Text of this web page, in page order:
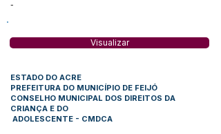
-
Visualizar
ESTADO DO ACRE
PREFEITURA DO MUNICÍPIO DE FEIJÓ
CONSELHO MUNICIPAL DOS DIREITOS DA
CRIANÇA E DO
ADOLESCENTE - CMDCA